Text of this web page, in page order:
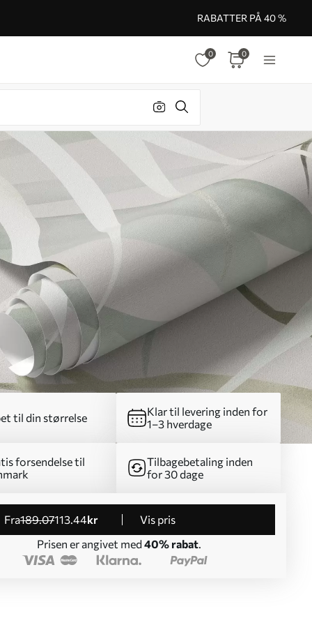
RABATTER PÅ 40 %
0 0
til din størrelse
Klar til levering inden for
1–3 hverdage
forsendelse til
Tilbagebetaling inden
for 30 dage
fra189.07113.44kr
Vis pris
Prisen er angivet med 40% rabat.